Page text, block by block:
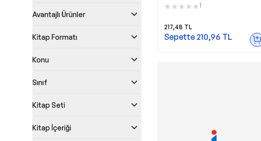
Avantajlı Ürünler
Kitap Formatı
Konu
Sınıf
Kitap Seti
Kitap İçeriği
- Liderler Karması
1
217,48 TL
Sepette 210,96 TL